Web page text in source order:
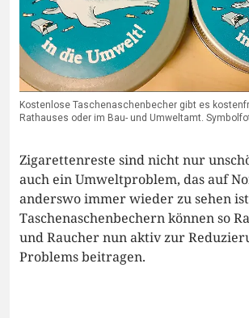
Kostenlose Taschenaschenbecher gibt es
Rathauses oder im Bau- und Umweltamt.
Zigarettenreste sind nicht nur
auch ein Umweltproblem, das auf
anderswo immer wieder zu sehen
Taschenaschenbechern können so
und Raucher nun aktiv zur
Problems beitragen.